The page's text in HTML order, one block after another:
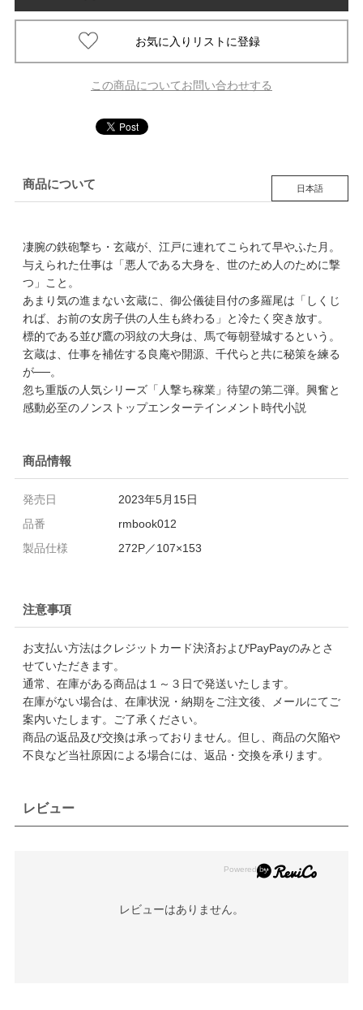
この商品についてお問い合わせする
商品について 日本語
凄腕の鉄砲撃ち・玄蔵が、江戸に連れてこられて早やふた月。
与えられた仕事は「悪人である大身を、世のため人のために撃
つ」こと。
あまり気の進まない玄蔵に、御公儀徒目付の多羅尾は「しくじ
れば、お前の女房子供の人生も終わる」と冷たく突き放す。
標的である並び鷹の羽紋の大身は、馬で毎朝登城するという。
玄蔵は、仕事を補佐する良庵や開源、千代らと共に秘策を練る
が──。
忽ち重版の人気シリーズ「人撃ち稼業」待望の第二弾。興奮と
感動必至のノンストップエンターテインメント時代小説
商品情報
発売日
2023年5月15日
品番
rmbook012
製品仕様
272P／107×153
注意事項
お支払い方法はクレジットカード決済およびPayPayのみとさ
せていただきます。
通常、在庫がある商品は１～３日で発送いたします。
在庫がない場合は、在庫状況・納期をご注文後、メールにてご
案内いたします。ご了承ください。
商品の返品及び交換は承っておりません。但し、商品の欠陥や
不良など当社原因による場合には、返品・交換を承ります。
レビュー
レビューはありません。